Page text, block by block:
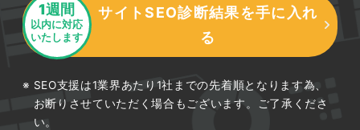
1週間
以内に対応
いたします
サイトSEO診断結果を手に入れ
る
SEO支援は1業界あたり1社までの先着順となります為、
お断りさせていただく場合もございます。ご了承くださ
い。